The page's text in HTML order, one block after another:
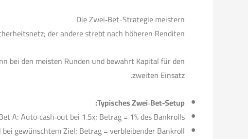
Die Zwei‑Bet-Strategie meistern
der andere strebt nach höheren Renditen.
bei den meisten Runden und bewahrt Kapital für den
zweiten Einsatz.
Typisches Zwei‑Bet-Setup:
A: Auto‑cash‑out bei 1.5x; Betrag = 1% des Bankrolls.
gewünschtem Ziel; Betrag = verbleibender Bankroll.